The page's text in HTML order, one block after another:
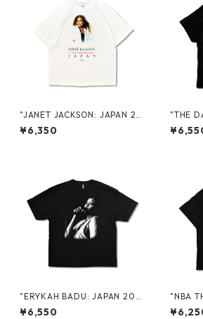
"JANET JACKSON: JAPAN 20
26" PROMO S/S TEE
¥6,350
"THE
EE
"ERYKAH BADU: JAPAN 202
6" PROMO S/S TEE
¥6,550
"NBA